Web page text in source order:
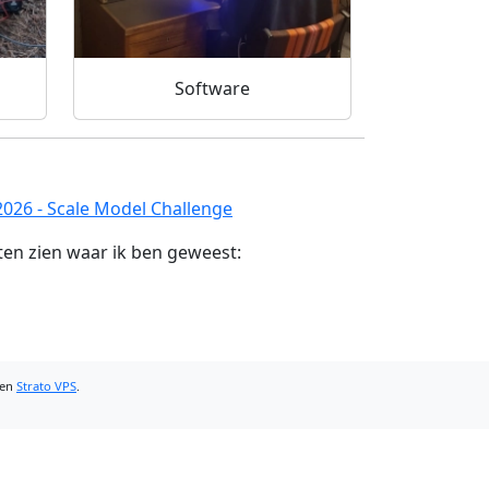
Software
- Scale Model Challenge
zien waar ik ben geweest:
Strato VPS.